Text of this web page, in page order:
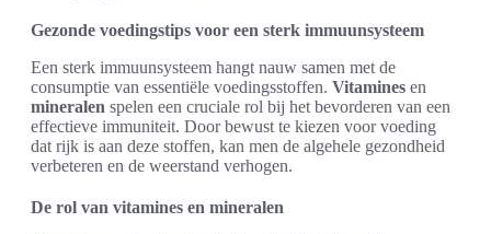
Gezonde voedingstips voor een sterk immuunsysteem
Een sterk immuunsysteem hangt nauw samen met de
consumptie van essentiële voedingsstoffen. Vitamines en
mineralen spelen een cruciale rol bij het bevorderen van een
effectieve immuniteit. Door bewust te kiezen voor voeding
dat rijk is aan deze stoffen, kan men de algehele gezondheid
verbeteren en de weerstand verhogen.
De rol van vitamines en mineralen